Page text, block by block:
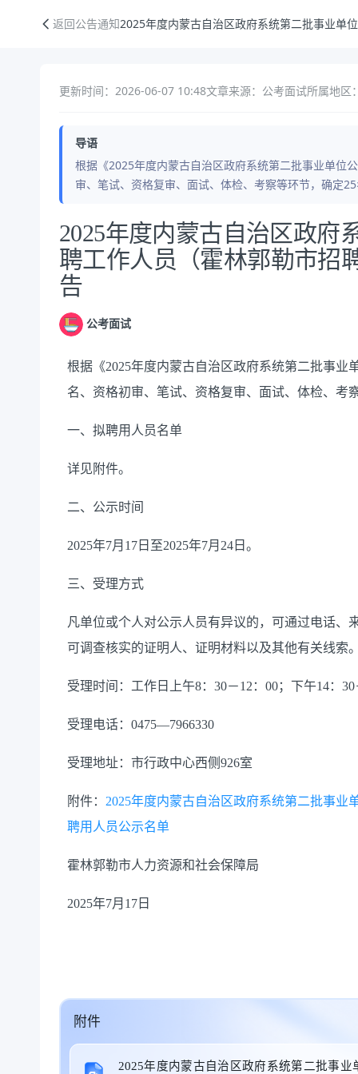
返回公告通知2025年度内蒙古自治区政府系统第二批事业单
更新时间：2026-06-07 10:48文章来源：公考面试所属地区
导语
根据《2025年度内蒙古自治区政府系统第二批事业单位
审、笔试、资格复审、面试、体检、考察等环节，确定
公告正文
2025年度内蒙古自治区政府
聘工作人员（霍林郭勒市招
告
公考面试
根据《2025年度内蒙古自治区政府系统第二批事
名、资格初审、笔试、资格复审、面试、体检、考
一、拟聘用人员名单
详见附件。
二、公示时间
2025年7月17日至2025年7月24日。
三、受理方式
凡单位或个人对公示人员有异议的，可通过电话
可调查核实的证明人、证明材料以及其他有关线索
受理时间：工作日上午8：30－12：00；下午14：30
受理电话：0475—7966330
受理地址：市行政中心西侧926室
附件： 2025年度内蒙古自治区政府系统第二批事
聘用人员公示名单
霍林郭勒市人力资源和社会保障局
2025年7月17日
附件
2025年度内蒙古自治区政府系统第二批事